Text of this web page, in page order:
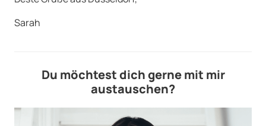
Sarah
Du möchtest dich gerne mit mir
austauschen?